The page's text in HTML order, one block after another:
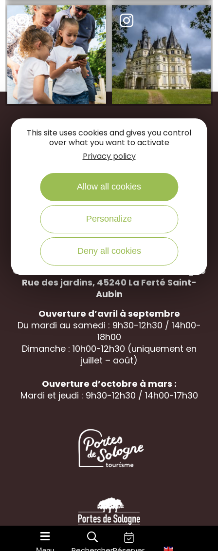
Restonsconnectés
NOUS APPELER
Office de Tourisme des Portes de Sologne
Rue des jardins, 45240 La Ferté Saint-
Aubin
Ouverture d’avril à septembre
Du mardi au samedi : 9h30-12h30 / 14h00-
18h00
Dimanche : 10h00-12h30 (uniquement en
juillet – août)
Ouverture d’octobre à mars :
Mardi et jeudi : 9h30-12h30 / 14h00-17h30
gestion des cookies Mentions légales
This site uses cookies and gives you control
over what you want to activate
Privacy policy
Allow all cookies
Personalize
Deny all cookies